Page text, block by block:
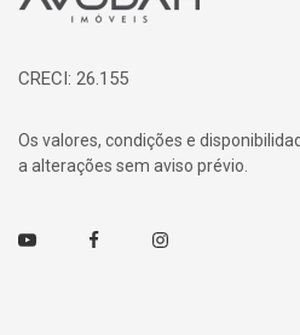
CRECI: 26.155
Os valores, condições e
a alterações sem aviso prévio.
Youtube FacebookInstagram